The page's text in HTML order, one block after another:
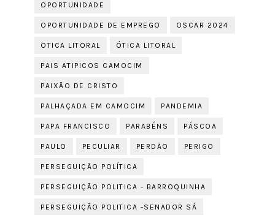
OPORTUNIDADE
OPORTUNIDADE DE EMPREGO OSCAR 2024
OTICA LITORAL ÓTICA LITORAL
PAIS ATIPICOS CAMOCIM
PAIXÃO DE CRISTO
PALHAÇADA EM CAMOCIM PANDEMIA
PAPA FRANCISCO PARABÉNS PÁSCOA
PAULO PECULIAR PERDÃO PERIGO
PERSEGUIÇÃO POLÍTICA
PERSEGUIÇÃO POLITICA - BARROQUINHA
PERSEGUIÇÃO POLITICA -SENADOR SÁ